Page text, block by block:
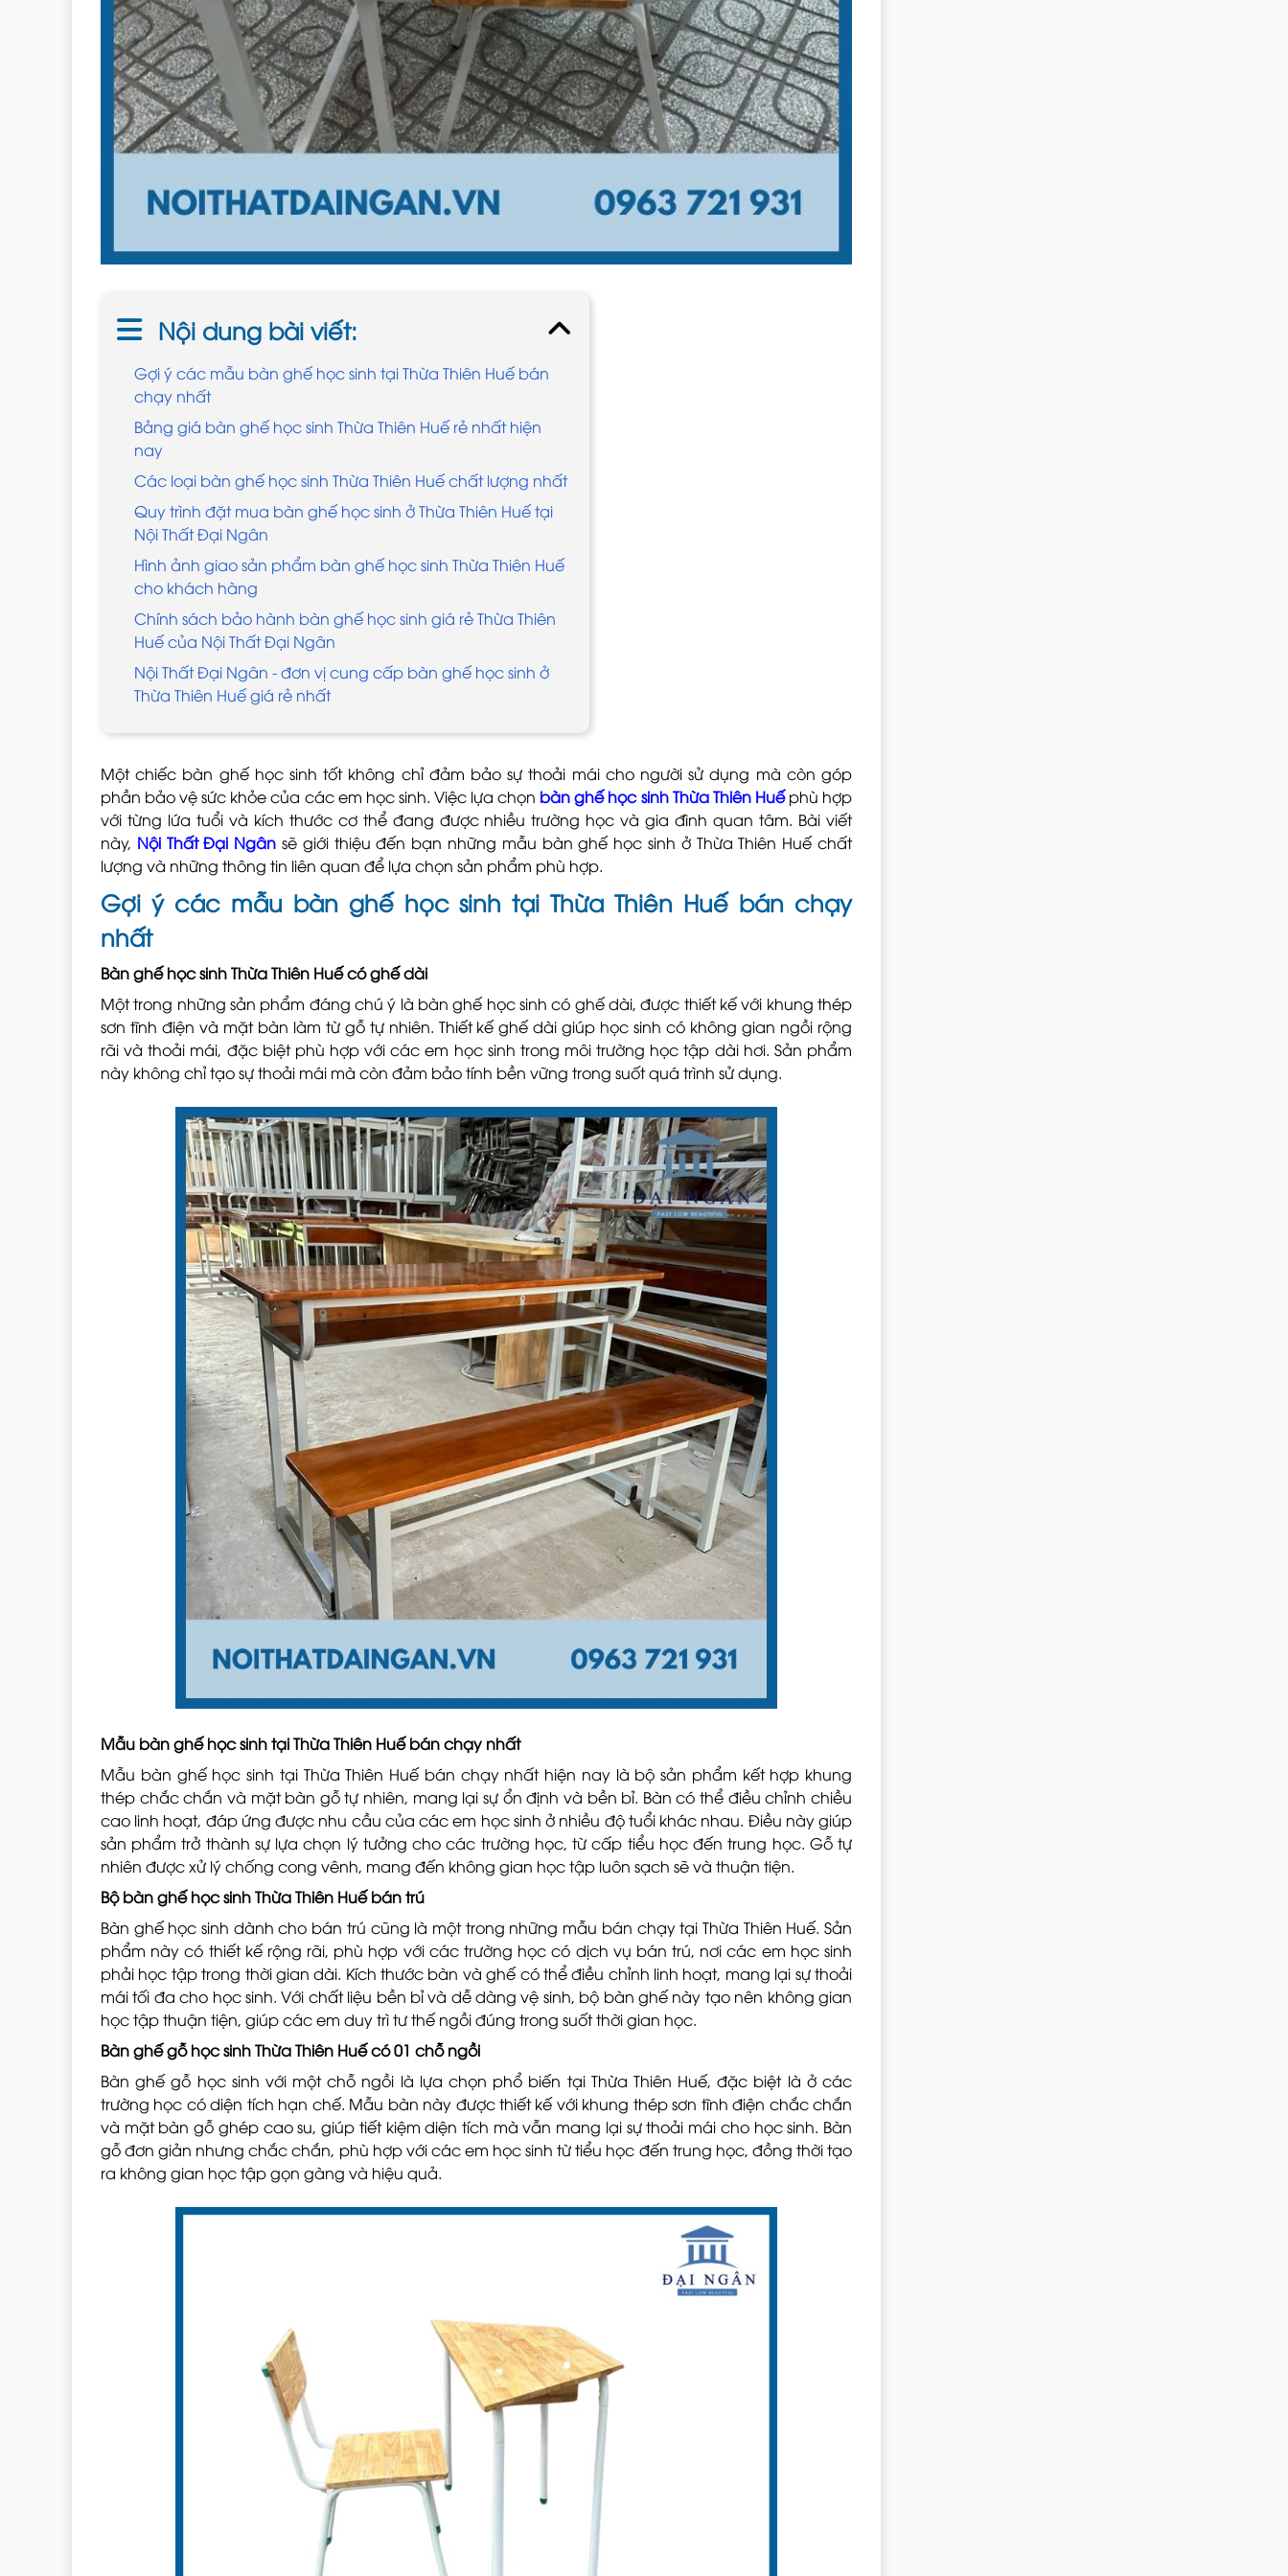
Nội dung bài viết:
Gợi ý các mẫu bàn ghế học sinh tại Thừa Thiên Huế bán
chạy nhất
Bảng giá bàn ghế học sinh Thừa Thiên Huế rẻ nhất hiện
nay
Các loại bàn ghế học sinh Thừa Thiên Huế chất lượng nhất
Quy trình đặt mua bàn ghế học sinh ở Thừa Thiên Huế tại
Nội Thất Đại Ngân
Hình ảnh giao sản phẩm bàn ghế học sinh Thừa Thiên Huế
cho khách hàng
Chính sách bảo hành bàn ghế học sinh giá rẻ Thừa Thiên
Huế của Nội Thất Đại Ngân
Nội Thất Đại Ngân - đơn vị cung cấp bàn ghế học sinh ở
Thừa Thiên Huế giá rẻ nhất
Một chiếc bàn ghế học sinh tốt không chỉ đảm bảo sự thoải mái cho người sử dụng mà còn góp
phần bảo vệ sức khỏe của các em học sinh. Việc lựa chọn bàn ghế học sinh Thừa Thiên Huếphù hợp
với từng lứa tuổi và kích thước cơ thể đang được nhiều trường học và gia đình quan tâm. Bài viết
này, Nội Thất Đại Ngân sẽ giới thiệu đến bạn những mẫu bàn ghế học sinh ở Thừa Thiên Huế chất
lượng và những thông tin liên quan để lựa chọn sản phẩm phù hợp.
Gợi ý các mẫu bàn ghế học sinh tại Thừa Thiên Huế bán chạy
nhất
Bàn ghế học sinh Thừa Thiên Huế có ghế dài
Một trong những sản phẩm đáng chú ý là bàn ghế học sinh có ghế dài, được thiết kế với khung thép
sơn tĩnh điện và mặt bàn làm từ gỗ tự nhiên. Thiết kế ghế dài giúp học sinh có không gian ngồi rộng
rãi và thoải mái, đặc biệt phù hợp với các em học sinh trong môi trường học tập dài hơi. Sản phẩm
này không chỉ tạo sự thoải mái mà còn đảm bảo tính bền vững trong suốt quá trình sử dụng.
Mẫu bàn ghế học sinh tại Thừa Thiên Huế bán chạy nhất
Mẫu bàn ghế học sinh tại Thừa Thiên Huế bán chạy nhất hiện nay là bộ sản phẩm kết hợp khung
thép chắc chắn và mặt bàn gỗ tự nhiên, mang lại sự ổn định và bền bỉ. Bàn có thể điều chỉnh chiều
cao linh hoạt, đáp ứng được nhu cầu của các em học sinh ở nhiều độ tuổi khác nhau. Điều này giúp
sản phẩm trở thành sự lựa chọn lý tưởng cho các trường học, từ cấp tiểu học đến trung học. Gỗ tự
nhiên được xử lý chống cong vênh, mang đến không gian học tập luôn sạch sẽ và thuận tiện.
Bộ bàn ghế học sinh Thừa Thiên Huế bán trú
Bàn ghế học sinh dành cho bán trú cũng là một trong những mẫu bán chạy tại Thừa Thiên Huế. Sản
phẩm này có thiết kế rộng rãi, phù hợp với các trường học có dịch vụ bán trú, nơi các em học sinh
phải học tập trong thời gian dài. Kích thước bàn và ghế có thể điều chỉnh linh hoạt, mang lại sự thoải
mái tối đa cho học sinh. Với chất liệu bền bỉ và dễ dàng vệ sinh, bộ bàn ghế này tạo nên không gian
học tập thuận tiện, giúp các em duy trì tư thế ngồi đúng trong suốt thời gian học.
Bàn ghế gỗ học sinh Thừa Thiên Huế có 01 chỗ ngồi
Bàn ghế gỗ học sinh với một chỗ ngồi là lựa chọn phổ biến tại Thừa Thiên Huế, đặc biệt là ở các
trường học có diện tích hạn chế. Mẫu bàn này được thiết kế với khung thép sơn tĩnh điện chắc chắn
và mặt bàn gỗ ghép cao su, giúp tiết kiệm diện tích mà vẫn mang lại sự thoải mái cho học sinh. Bàn
gỗ đơn giản nhưng chắc chắn, phù hợp với các em học sinh từ tiểu học đến trung học, đồng thời tạo
ra không gian học tập gọn gàng và hiệu quả.